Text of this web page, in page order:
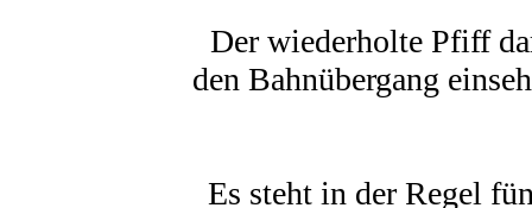
Der wiederholte Pfiff
den Bahnübergang
Es steht in der Regel